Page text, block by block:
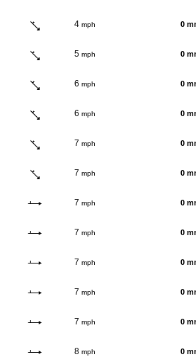
4 mph 0
5 mph 0
6 mph 0
6 mph 0
7 mph 0
7 mph 0
7 mph 0
7 mph 0
7 mph 0
7 mph 0
7 mph 0
8 mph 0